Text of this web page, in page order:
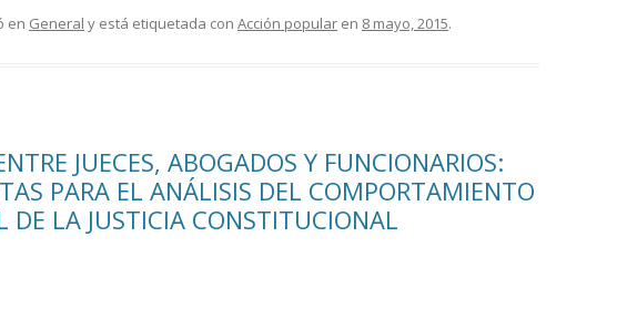
en General y está etiquetada con Acción popular en 8 mayo, 2015.
JUECES, ABOGADOS Y FUNCIONARIOS:
PARA EL ANÁLISIS DEL COMPORTAMIENTO
DE LA JUSTICIA CONSTITUCIONAL